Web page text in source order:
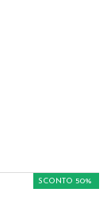
SCONTO 50%